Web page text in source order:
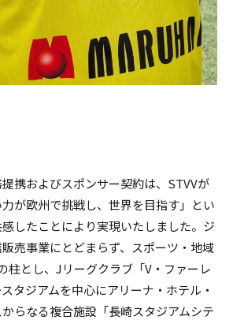
携およびスポンサー契約は、STVVが
が欧州で挑戦し、世界を目指す」とい
したことにより実現いたしました。ジ
売事業にとどまらず、スポーツ・地域
柱とし、Jリーグクラブ「V・ファーレ
タジアムを中心にアリーナ・ホテル・
らなる複合施設「長崎スタジアムシテ